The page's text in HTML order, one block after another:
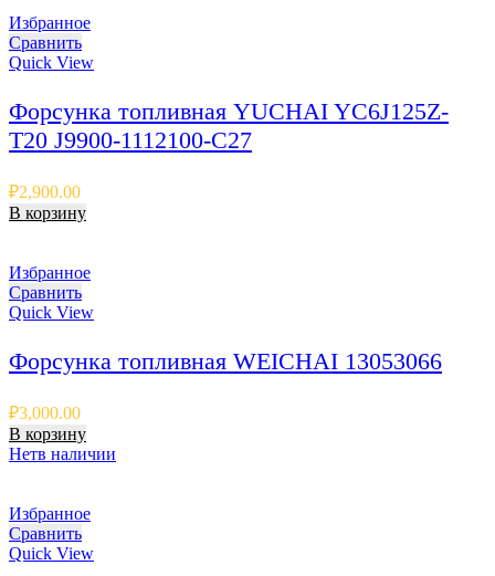
Избранное
Сравнить
Quick View
Форсунка топливная YUCHAI YC6J125Z-
T20 J9900-1112100-C27
₽2,900.00
В корзину
Избранное
Сравнить
Quick View
Форсунка топливная WEICHAI 13053066
₽3,000.00
В корзину
Нетв наличии
Избранное
Сравнить
Quick View